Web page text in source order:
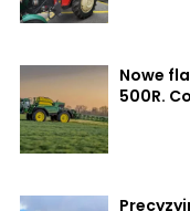
Nowe
500R.